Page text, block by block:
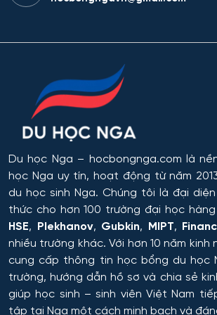
Orel
Krasnoyarsk
Yakutsk
Samara
Tula
Công chứng và hoạt động công chứng
Công nghiệp sinh thái và công nghệ
Công nghệ chế biến và khai thác gỗ
Công nghệ Hóa học
Công nghệ in ấn và đóng gói sản xuất
Công nghệ laser
Công nghệ nano và kỹ thuật vi hệ
Du học Nga – hocbongnga.com là
học Nga uy tín, hoạt động từ năm
du học sinh Nga. Chúng tôi là đại
thức cho hơn 100 trường đại học
HSE, Plekhanov, Gubkin, MIPT,
nhiều trường khác. Với hơn 10 năm kinh
cung cấp thông tin học bổng du học
trường, hướng dẫn hồ sơ và chia sẻ
giúp học sinh – sinh viên Việt Nam
tập tại Nga một cách minh bạch và